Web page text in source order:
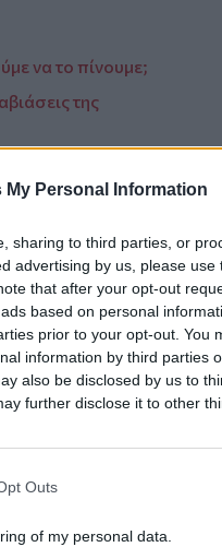
My Personal Information
sharing to third parties, or
advertising by us, please
that after your opt-out
based on personal
prior to your opt-out. You
information by third parties
also be disclosed by us to
further disclose it to other
Outs
of my personal data.
να το πίνουμε;
της
και στο
YouTube